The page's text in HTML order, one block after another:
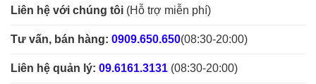
Liên hệ với chúng tôi (Hỗ trợ miễn phí)
Tư vấn, bán hàng: 0909.650.650(08:30-20:00)
Liên hệ quản lý: 09.6161.3131 (08:30-20:00)